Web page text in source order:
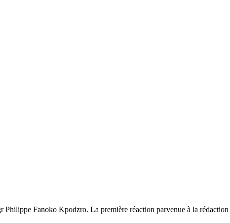
Philippe Fanoko Kpodzro. La première réaction parvenue à la